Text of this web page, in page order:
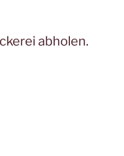
abholen.